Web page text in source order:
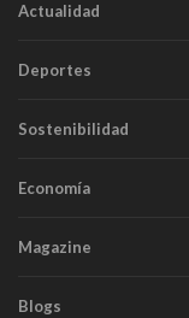
Actualidad
Deportes
Sostenibilidad
Economía
Magazine
Blogs